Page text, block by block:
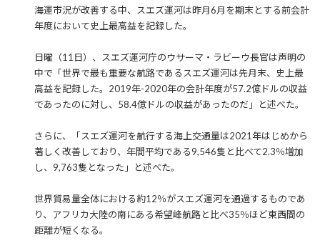
海運市況が改善する中、スエズ運河は昨月6月を期末とする前会計
年度において史上最高益を記録した。
日曜（11日）、スエズ運河庁のウサーマ・ラビーウ長官は声明の
中で「世界で最も重要な航路であるスエズ運河は先月末、史上最
高益を記録した。2019年-2020年の会計年度が57.2億ドルの収益
であったのに対し、58.4億ドルの収益があったのだ」と述べた。
さらに、「スエズ運河を航行する海上交通量は2021年はじめから
著しく改善しており、年間平均である9,546隻と比べて2.3％増加
し、9,763隻となった」と述べた。
世界貿易量全体における約12％がスエズ運河を通過するものであ
り、アフリカ大陸の南にある希望峰航路と比べ35％ほど東西間の
距離が短くなる。